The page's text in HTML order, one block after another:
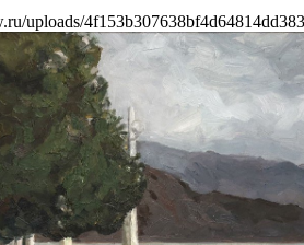
uploads/